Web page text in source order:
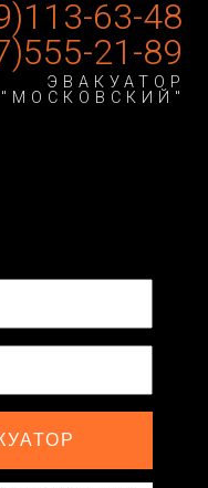
63-48
21-89
ЭВАКУАТОР
"МОСКОВСКИЙ"